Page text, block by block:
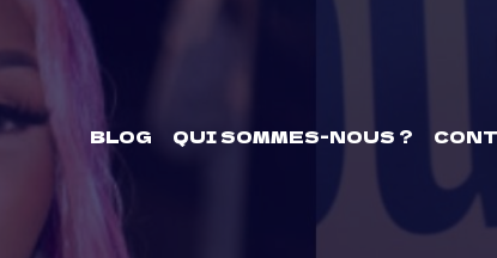
BLOG QUI SOMMES-NOUS ?